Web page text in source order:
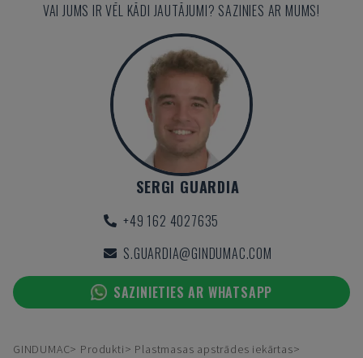
VAI JUMS IR VĒL KĀDI JAUTĀJUMI? SAZINIES AR MUMS!
SERGI GUARDIA
+49 162 4027635
S.GUARDIA@GINDUMAC.COM
SAZINIETIES AR WHATSAPP
GINDUMAC Produkti
Plastmasas apstrādes iekārtas